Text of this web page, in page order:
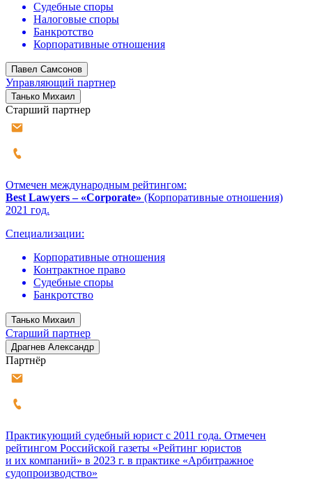
Судебные споры
Налоговые споры
Банкротство
Корпоративные отношения
Павел Самсонов
Управляющий партнер
Танько Михаил
Старший партнер
Отмечен международным рейтингом:
Best Lawyers – «Corporate» (Корпоративные отношения)
2021 год.
Специализации:
Корпоративные отношения
Контрактное право
Судебные споры
Банкротство
Танько Михаил
Старший партнер
Драгнев Александр
Партнёр
Практикующий судебный юрист с 2011 года. Отмечен
рейтингом Российской газеты «Рейтинг юристов
и их компаний» в 2023 г. в практике «Арбитражное
судопроизводство»